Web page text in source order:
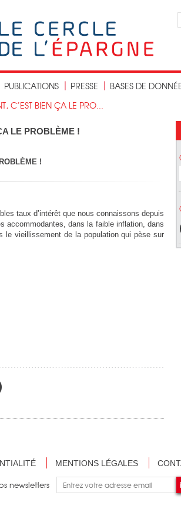
PUBLICATIONS PRESSE
BASES DE
C’EST BIEN ÇA LE PRO...
LE PROBLÈME !
!
taux d’intérêt que nous connaissons depuis
accommodantes, dans la faible inflation, dans
le vieillissement de la population qui pèse sur
MENTIONS LÉGALES
newsletters